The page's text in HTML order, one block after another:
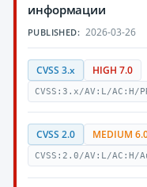
информации
PUBLISHED: 2026-03-26
CVSS 3.x HIGH 7.0
CVSS:3.x/AV:L/
CVSS 2.0 MEDIUM
CVSS:2.0/AV:L/AC:H/